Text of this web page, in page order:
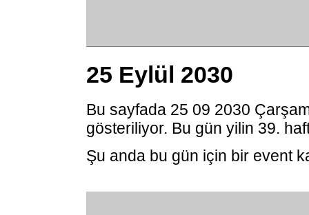
25 Eylül 2030
Bu sayfada 25 09 2030
gösteriliyor. Bu gün yilin 39.
Şu anda bu gün için bir event